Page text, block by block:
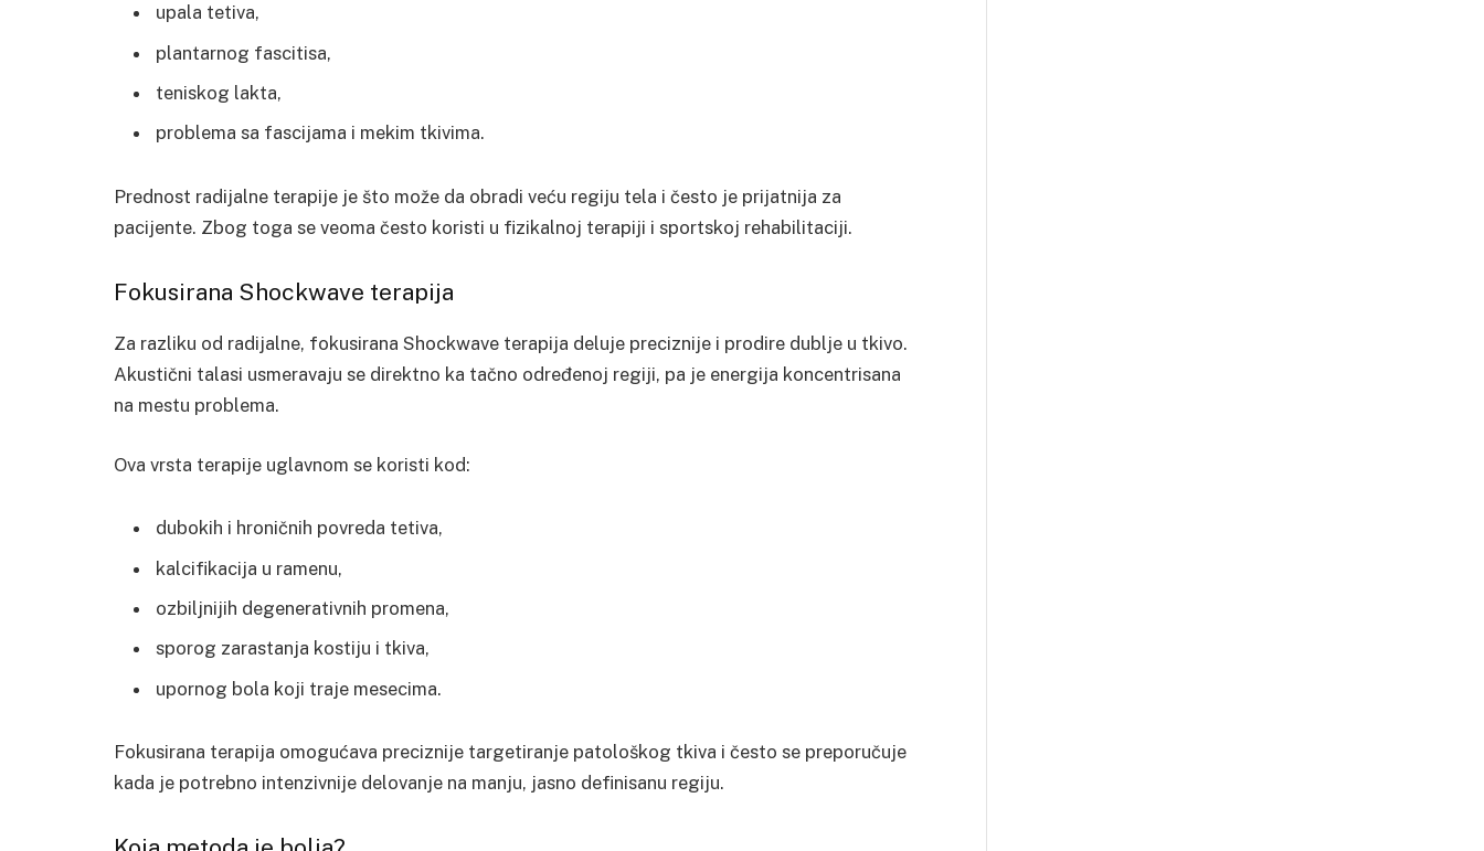
upala tetiva,
plantarnog fascitisa,
teniskog lakta,
problema sa fascijama i mekim tkivima.
Prednost radijalne terapije je što može da obradi veću regiju tela i često je prijatnija za
pacijente. Zbog toga se veoma često koristi u fizikalnoj terapiji i sportskoj rehabilitaciji.
Fokusirana Shockwave terapija
Za razliku od radijalne, fokusirana Shockwave terapija deluje preciznije i prodire dublje u tkivo.
Akustični talasi usmeravaju se direktno ka tačno određenoj regiji, pa je energija koncentrisana
na mestu problema.
Ova vrsta terapije uglavnom se koristi kod:
dubokih i hroničnih povreda tetiva,
kalcifikacija u ramenu,
ozbiljnijih degenerativnih promena,
sporog zarastanja kostiju i tkiva,
upornog bola koji traje mesecima.
Fokusirana terapija omogućava preciznije targetiranje patološkog tkiva i često se preporučuje
kada je potrebno intenzivnije delovanje na manju, jasno definisanu regiju.